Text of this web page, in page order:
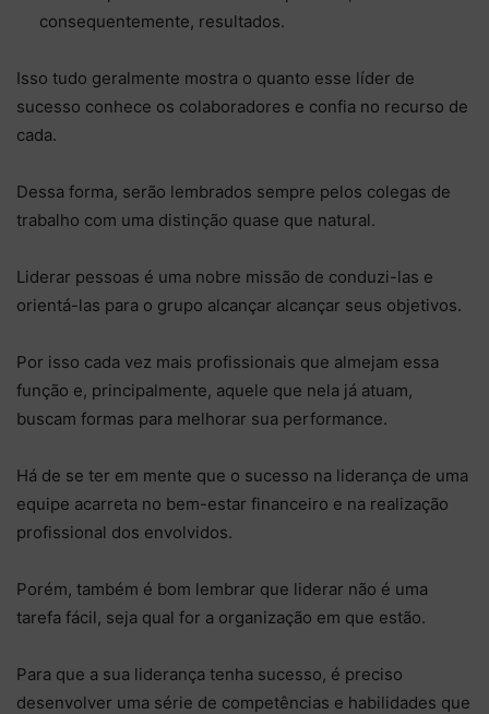
consequentemente, resultados.
Isso tudo geralmente mostra o quanto esse líder de
sucesso conhece os colaboradores e confia no recurso de
cada.
Dessa forma, serão lembrados sempre pelos colegas de
trabalho com uma distinção quase que natural.
Liderar pessoas é uma nobre missão de conduzi-las e
orientá-las para o grupo alcançar alcançar seus objetivos.
Por isso cada vez mais profissionais que almejam essa
função e, principalmente, aquele que nela já atuam,
buscam formas para melhorar sua performance.
Há de se ter em mente que o sucesso na liderança de uma
equipe acarreta no bem-estar financeiro e na realização
profissional dos envolvidos.
Porém, também é bom lembrar que liderar não é uma
tarefa fácil, seja qual for a organização em que estão.
Para que a sua liderança tenha sucesso, é preciso
desenvolver uma série de competências e habilidades que